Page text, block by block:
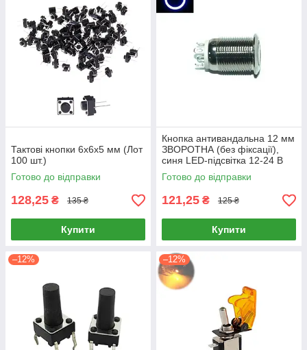
Тактові кнопки 6х6х5 мм (Лот
100 шт.)
Готово до відправки
128,25 ₴ 135 ₴
Купити
Кнопка антивандальна 12 мм
ЗВОРОТНА (без фіксації),
синя LED-підсвітка 12-24 В
(12A-D)
Готово до відправки
121,25 ₴ 125 ₴
Купити
–12% –12%